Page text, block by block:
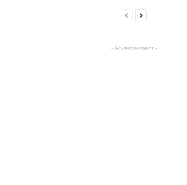
- Advertisement -